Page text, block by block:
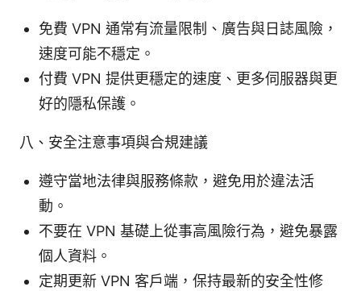
免費 VPN 通常有流量限制、廣告與日誌風險，
速度可能不穩定。
付費 VPN 提供更穩定的速度、更多伺服器與更
好的隱私保護。
八、安全注意事項與合規建議
遵守當地法律與服務條款，避免用於違法活
動。
不要在 VPN 基礎上從事高風險行為，避免暴露
個人資料。
定期更新 VPN 客戶端，保持最新的安全性修